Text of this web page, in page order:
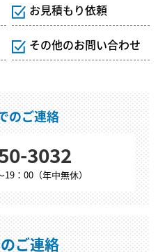
お見積もり依頼
その他のお問い合わせ
のご連絡
3032
：00（年中無休）
ご連絡